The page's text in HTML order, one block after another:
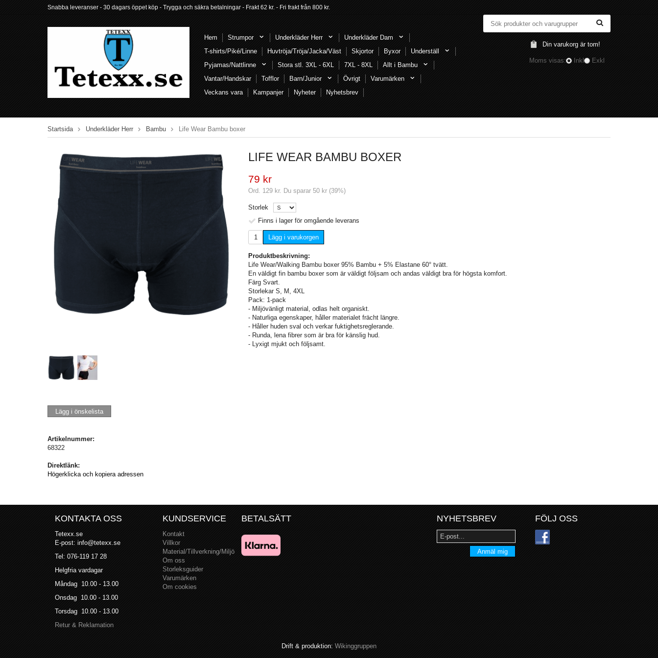
Snabba leveranser - 30 dagars öppet köp - Trygga och säkra betalningar - Frakt 62 kr. - Fri frakt från 800 kr.
Hem Strumpor Underkläder Herr
Underkläder Dam
T-shirts/Piké/Linne
Huvtröja/Tröja/Jacka/Väst Skjortor Byxor
Underställ
Pyjamas/Nattlinne
Stora stl. 3XL - 6XL 7XL - 8XL
Allt i Bambu
Vantar/Handskar
Tofflor Barn/Junior Övrigt
Varumärken
Veckans vara
Kampanjer Nyheter Nyhetsbrev
Din varukorg är tom!
Moms visas: Inkl Exkl
Startsida Underkläder Herr Bambu Life Wear Bambu boxer
LIFE WEAR BAMBU BOXER
79 kr
Ord. 129 kr. Du sparar 50 kr (39%)
Storlek
Finns i lager för omgående leverans
Lägg i varukorgen
Produktbeskrivning:
Life Wear/Walking Bambu boxer 95% Bambu + 5% Elastane 60° tvätt.
En väldigt fin bambu boxer som är väldigt följsam och andas väldigt bra för högsta komfort.
Färg Svart.
Storlekar S, M, 4XL
Pack: 1-pack
- Miljövänligt material, odlas helt organiskt.
- Naturliga egenskaper, håller materialet frächt längre.
- Håller huden sval och verkar fuktighetsreglerande.
- Runda, lena fibrer som är bra för känslig hud.
- Lyxigt mjukt och följsamt.
Lägg i önskelista
Artikelnummer:
68322
Direktlänk:
Högerklicka och kopiera adressen
KONTAKTA OSS
Tetexx.se
E-post: info@tetexx.se
Tel: 076-119 17 28
Helgfria vardagar
Måndag 10.00 - 13.00
Onsdag 10.00 - 13.00
Torsdag 10.00 - 13.00
Retur & Reklamation
KUNDSERVICE
Kontakt
Villkor
Material/Tillverkning/Miljö
Om oss
Storleksguider
Varumärken
Om cookies
FÖLJ OSS
NYHETSBREV
Anmäl mig
BETALSÄTT
Drift & produktion: Wikinggruppen